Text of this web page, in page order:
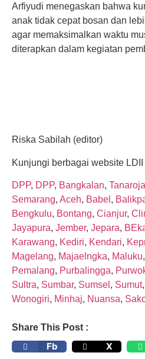
Arfiyudi menegaskan bahwa
anak tidak cepat bosan dan
agar memaksimalkan waktu
diterapkan dalam kegiatan
Riska Sabilah (editor)
Kunjungi berbagai website LDII
DPP, DPP, Bangkalan, Tanaroja
Semarang, Aceh, Babel ,
Bengkulu, Bontang, Cianjur,
Jayapura, Jember, Jepara,
Karawang, Kediri, Kendari,
Magelang, Majaelngka, Maluku,
Pemalang, Purbalingga,
Sultra, Sumbar, Sumsel , Sumut,
Wonogiri, Minhaj, Nuansa,
Share This Post :
Fb X